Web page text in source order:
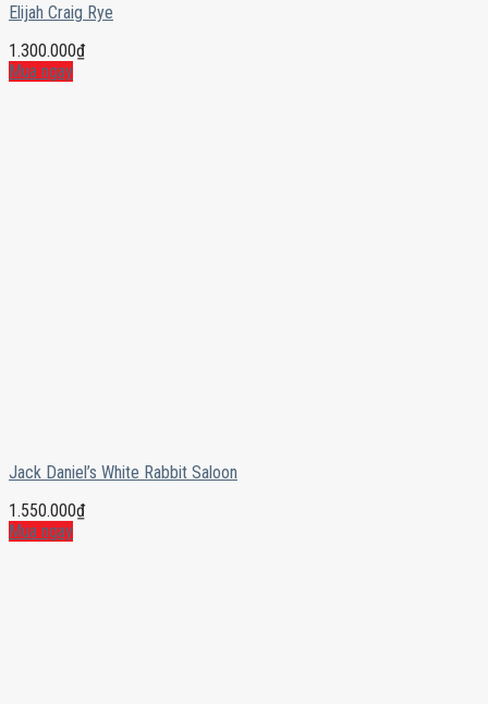
Elijah Craig Rye
1.300.000₫
Mua ngay
Jack Daniel’s White Rabbit Saloon
1.550.000₫
Mua ngay